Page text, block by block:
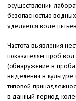
осуществлении
безопасностью
уделяется воде
Частота выявления
показателям проб
(обнаружение в
выделения в
типовой
в данный период